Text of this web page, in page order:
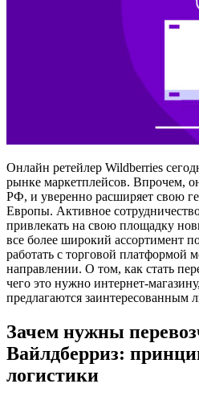
Онлайн ретейлер Wildberries
рынке маркетплейсов. Впрочем,
РФ, и уверенно расширяет свою
Европы. Активное
привлекать на свою площадку
все более широкий ассортимент
работать с торговой платформой
направлении. О том, как стать
чего это нужно интернет-
предлагаются заинтересованным
Зачем нужны
Вайлдберриз:
логистики